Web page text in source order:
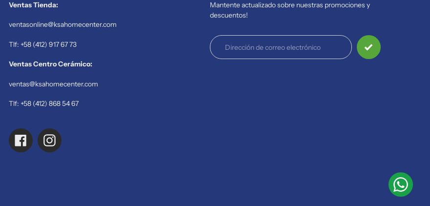
Ventas Tienda:
ventasonline@ksahomecenter.com
Tlf: +58 (412) 917 67 73
Ventas Centro Cerámico:
ventas@ksahomecenter.com
Tlf: +58 (412) 868 54 67
FacebookInstagram
Mantente actualizado sobre nuestras promociones y
descuentos!